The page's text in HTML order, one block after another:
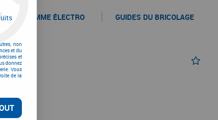
LA GAMME ÉLECTRO GUIDES DU BRICOLAGE
non
et du
et
donnez
Vous
de la